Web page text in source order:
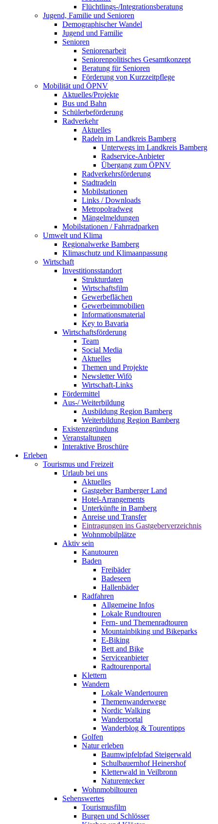
Flüchtlings-/Integrationsberatung
Jugend, Familie und Senioren
Demographischer Wandel
Jugend und Familie
Senioren
Seniorenarbeit
Seniorenpolitisches Gesamtkonzept
Beratung für Senioren
Förderung von Kurzzeitpflege
Mobilität und ÖPNV
Aktuelles/Projekte
Bus und Bahn
Schülerbeförderung
Radverkehr
Aktuelles
Radeln im Landkreis Bamberg
Unterwegs im Landkreis Bamberg
Radservice-Anbieter
Übergang zum ÖPNV
Radverkehrsförderung
Stadtradeln
Mobilstationen
Links / Downloads
Metropolradweg
Mängelmeldungen
Mobilstationen / Fahrradparken
Umwelt und Klima
Regionalwerke Bamberg
Klimaschutz und Klimaanpassung
Wirtschaft
Investitionsstandort
Strukturdaten
Wirtschaftsfilm
Gewerbeflächen
Gewerbeimmobilien
Informationsmaterial
Key to Bavaria
Wirtschaftsförderung
Team
Social Media
Aktuelles
Themen und Projekte
Newsletter Wifö
Wirtschaft-Links
Fördermittel
Aus-/ Weiterbildung
Ausbildung Region Bamberg
Weiterbildung Region Bamberg
Existenzgründung
Veranstaltungen
Interaktive Broschüre
Erleben
Tourismus und Freizeit
Urlaub bei uns
Aktuelles
Gastgeber Bamberger Land
Hotel-Arrangements
Unterkünfte in Bamberg
Anreise und Transfer
Eintragungen ins Gastgeberverzeichnis
Wohnmobilplätze
Aktiv sein
Kanutouren
Baden
Freibäder
Badeseen
Hallenbäder
Radfahren
Allgemeine Infos
Lokale Rundtouren
Fern- und Themenradtouren
Mountainbiking und Bikeparks
E-Biking
Bett and Bike
Serviceanbieter
Radtourenportal
Klettern
Wandern
Lokale Wandertouren
Themenwanderwege
Nordic Walking
Wanderportal
Wanderblog & Tourentipps
Golfen
Natur erleben
Baumwipfelpfad Steigerwald
Schulbauernhof Heinershof
Kletterwald in Veilbronn
Naturentecker
Wohnmobiltouren
Sehenswertes
Tourismusfilm
Burgen und Schlösser